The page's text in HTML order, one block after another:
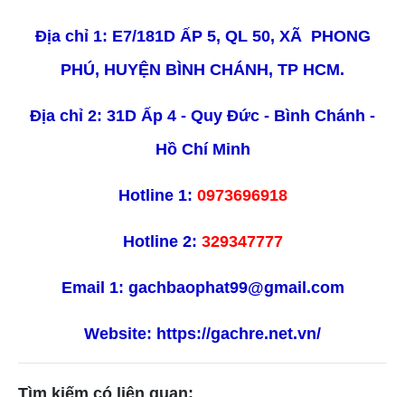
Địa chỉ 1: E7/181D ẤP 5, QL 50, XÃ PHONG
PHÚ, HUYỆN BÌNH CHÁNH, TP HCM.
Địa chỉ 2: 31D Ấp 4 - Quy Đức - Bình Chánh -
Hồ Chí Minh
Hotline 1: 0973696918
Hotline 2: 329347777
Email 1: gachbaophat99@gmail.com
Website: https://gachre.net.vn/
Tìm kiếm có liên quan: